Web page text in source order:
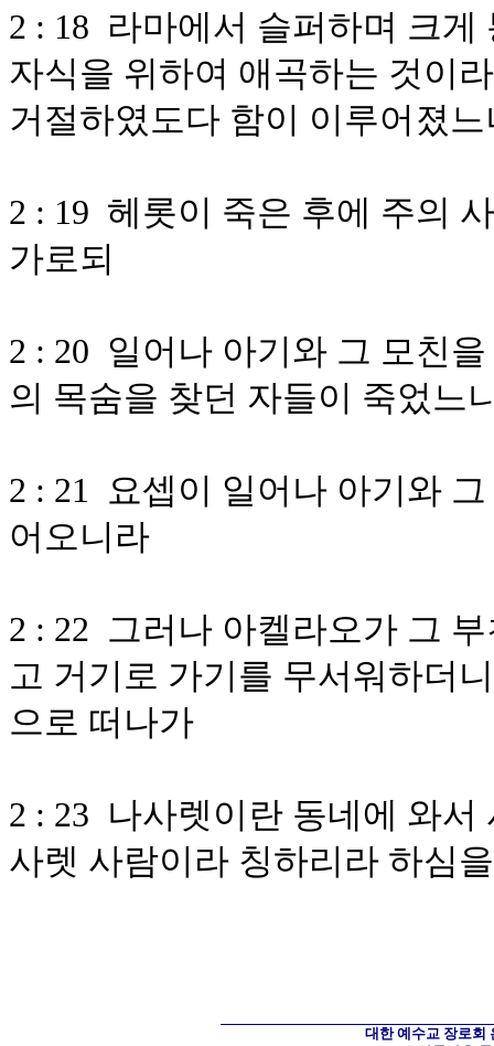
2 : 18 라마에서 슬퍼하며 크
자식을 위하여 애곡하는 것이
거절하였도다 함이 이루어졌
2 : 19 헤롯이 죽은 후에 주의
가로되
2 : 20 일어나 아기와 그 모친
의 목숨을 찾던 자들이 죽었느
2 : 21 요셉이 일어나 아기와
어오니라
2 : 22 그러나 아켈라오가 그
고 거기로 가기를 무서워하더
으로 떠나가
2 : 23 나사렛이란 동네에 와
사렛 사람이라 칭하리라 하심
대한 예수교 장로회